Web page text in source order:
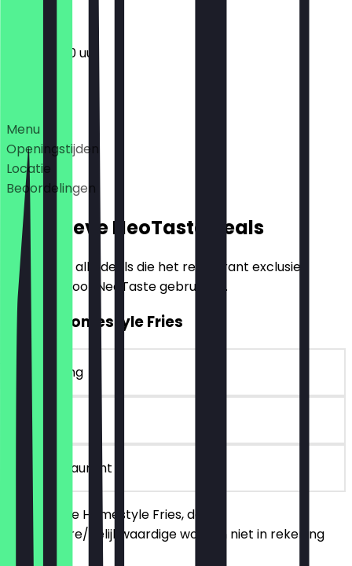
11:30 - 22:30 uur
Menu
Openingstijden
Locatie
Beoordelingen
Exclusieve NeoTaste Deals
Hier vind je alle deals die het restaurant exclusief
aanbiedt voor NeoTaste gebruikers.
2voor1 Homestyle Fries
~€ 5 korting
in het restaurant
Bestel twee Homestyle Fries, de
goedkopere/gelijkwaardige worden niet in rekening
gebracht.